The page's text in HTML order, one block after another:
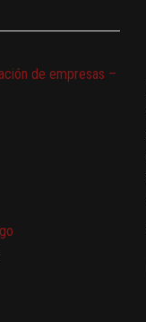
de empresas –